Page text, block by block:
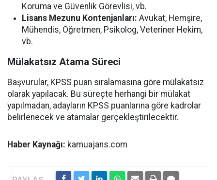
Koruma ve Güvenlik Görevlisi, vb.
Lisans Mezunu Kontenjanları: Avukat, Hemşire,
Mühendis, Öğretmen, Psikolog, Veteriner Hekim,
vb.
Mülakatsız Atama Süreci
Başvurular, KPSS puan sıralamasına göre mülakatsız
olarak yapılacak. Bu süreçte herhangi bir mülakat
yapılmadan, adayların KPSS puanlarına göre kadrolar
belirlenecek ve atamalar gerçekleştirilecektir.
Haber Kaynağı: kamuajans.com